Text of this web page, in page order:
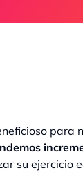
para
su ejercicio